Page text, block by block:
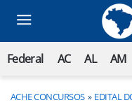
Federal AC AL AM
ACHE CONCURSOS EDITAL